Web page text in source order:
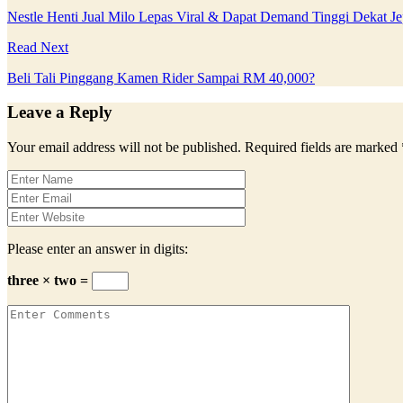
Nestle Henti Jual Milo Lepas Viral & Dapat Demand Tinggi Dekat
Read Next
Beli Tali Pinggang Kamen Rider Sampai RM 40,000?
Leave a Reply
Your email address will not be published. Required fields are marked
Please enter an answer in digits:
three × two =